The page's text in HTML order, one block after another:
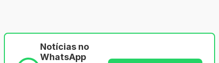
Notícias no
WhatsApp